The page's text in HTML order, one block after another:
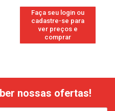
Faça seu login ou
cadastre-se para
ver preços e
comprar
nossas ofertas!